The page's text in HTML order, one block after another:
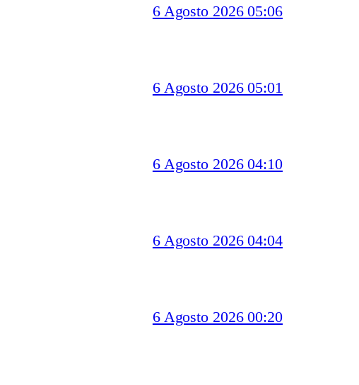
6 Agosto 2026 05:06
6 Agosto 2026 05:01
6 Agosto 2026 04:10
6 Agosto 2026 04:04
6 Agosto 2026 00:20